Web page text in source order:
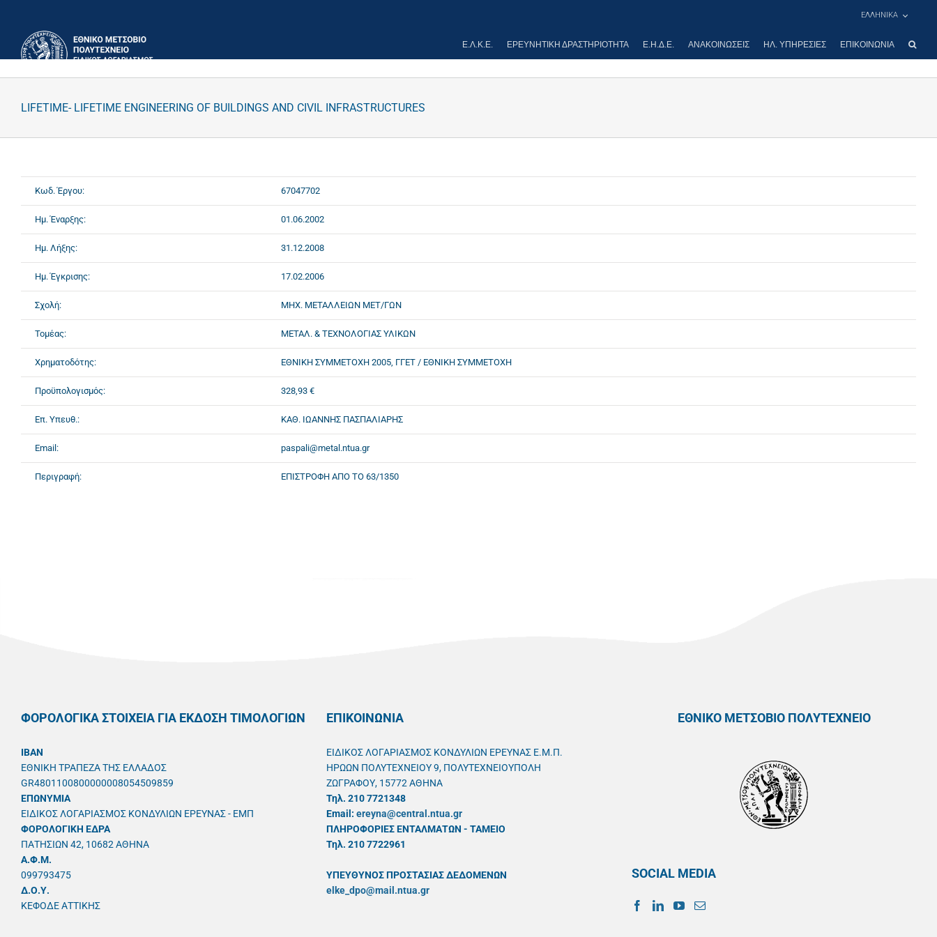
περιεχόμενο
ΕΛΛΗΝΙΚΑ
Ε.Λ.Κ.Ε. ΕΡΕΥΝΗΤΙΚΉ ΔΡΑΣΤΗΡΙΌΤΗΤΑ Ε.Η.Δ.Ε. ΑΝΑΚΟΙΝΏΣΕΙΣ ΗΛ. ΥΠΗΡΕΣΊΕΣ ΕΠΙΚΟΙΝΩΝΊΑ
LIFETIME- LIFETIME ENGINEERING OF BUILDINGS AND CIVIL INFRASTRUCTURES
Κωδ. Έργου: 67047702
Ημ. Έναρξης: 01.06.2002
Ημ. Λήξης: 31.12.2008
Ημ. Έγκρισης: 17.02.2006
Σχολή: ΜΗΧ. ΜΕΤΑΛΛΕΙΩΝ ΜΕΤ/ΓΩΝ
Τομέας: ΜΕΤΑΛ. & ΤΕΧΝΟΛΟΓΙΑΣ ΥΛΙΚΩΝ
Χρηματοδότης: ΕΘΝΙΚΗ ΣΥΜΜΕΤΟΧΗ 2005, ΓΓΕΤ / ΕΘΝΙΚΗ ΣΥΜΜΕΤΟΧΗ
Προϋπολογισμός: 328,93 €
Επ. Υπευθ.: ΚΑΘ. ΙΩΑΝΝΗΣ ΠΑΣΠΑΛΙΑΡΗΣ
Email: paspali@metal.ntua.gr
Περιγραφή: ΕΠΙΣΤΡΟΦΗ ΑΠΟ ΤΟ 63/1350
ΦΟΡΟΛΟΓΙΚΑ ΣΤΟΙΧΕΙΑ ΓΙΑ ΕΚΔΟΣΗ ΤΙΜΟΛΟΓΙΩΝ
IBAN
ΕΘΝΙΚΗ ΤΡΑΠΕΖΑ ΤΗΣ ΕΛΛΑΔΟΣ
GR4801100800000008054509859
ΕΠΩΝΥΜΙΑ
ΕΙΔΙΚΟΣ ΛΟΓΑΡΙΑΣΜΟΣ ΚΟΝΔΥΛΙΩΝ ΕΡΕΥΝΑΣ - ΕΜΠ
ΦΟΡΟΛΟΓΙΚΗ ΕΔΡΑ
ΠΑΤΗΣΙΩΝ 42, 10682 ΑΘΗΝΑ
A.Φ.Μ.
099793475
Δ.Ο.Υ.
ΚΕΦΟΔΕ ΑΤΤΙΚΗΣ
ΕΠΙΚΟΙΝΩΝΙΑ
ΕΙΔΙΚΟΣ ΛΟΓΑΡΙΑΣΜΟΣ ΚΟΝΔΥΛΙΩΝ ΕΡΕΥΝΑΣ Ε.Μ.Π.
ΗΡΩΩΝ ΠΟΛΥΤΕΧΝΕΙΟΥ 9, ΠΟΛΥΤΕΧΝΕΙΟΥΠΟΛΗ
ΖΩΓΡΑΦΟΥ, 15772 ΑΘΗΝΑ
Τηλ. 210 7721348
Email: ereyna@central.ntua.gr
ΠΛΗΡΟΦΟΡΙΕΣ ΕΝΤΑΛΜΑΤΩΝ - ΤΑΜΕΙΟ
Τηλ. 210 7722961
ΥΠΕΥΘYΝΟΣ ΠΡΟΣΤΑΣΙΑΣ ΔΕΔΟΜΕΝΩΝ
elke_dpo@mail.ntua.gr
ΕΘΝΙΚΟ ΜΕΤΣΟΒΙΟ ΠΟΛΥΤΕΧΝΕΙΟ
SOCIAL MEDIA